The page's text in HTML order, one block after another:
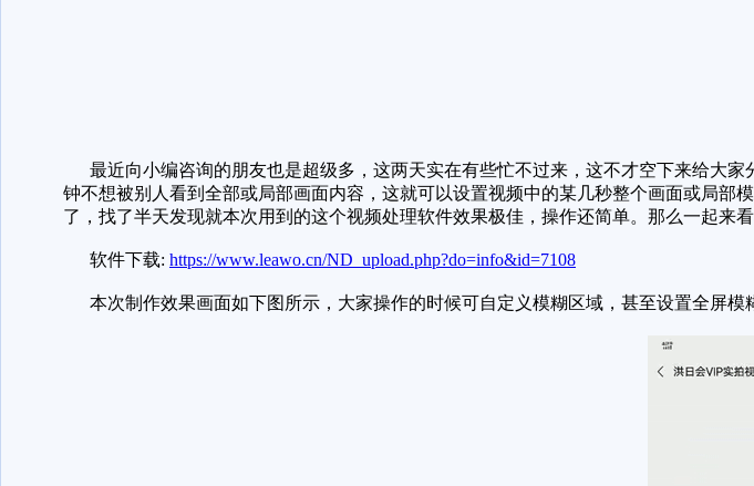
最近向小编咨询的朋友也是超级多，这两天实在有些忙不过来，这不才空下来给大
钟不想被别人看到全部或局部画面内容，这就可以设置视频中的某几秒整个画面或局
了，找了半天发现就本次用到的这个视频处理软件效果极佳，操作还简单。那么一起来
软件下载: https://www.leawo.cn/ND_upload.php?do=info&id=7108
本次制作效果画面如下图所示，大家操作的时候可自定义模糊区域，甚至设置全屏模